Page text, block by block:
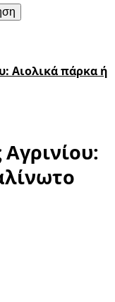
Αιολικά πάρκα ή